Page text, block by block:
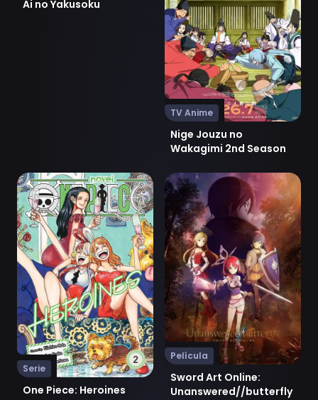
Ai no Yakusoku
TV Anime
Nige Jouzu no
Wakagimi 2nd Season
Serie
One Piece: Heroines
Ver One Piece: Heroines
Película
Sword Art Online:
Unanswered//butterfly
Ver Sword Art Online: